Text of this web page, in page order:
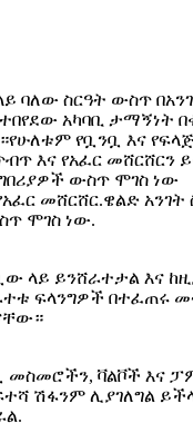
ባለው ስርዓት ውስጥ
አካባቢ ታማኝነት
የቧንቧ እና
እና የአፈር መሸርሸርን
ውስጥ ሞገስ ነው
መሸርሸር.ዌልድ አንገት
ሞገስ ነው.
ላይ ይንሸራተታል እና
ፍላንግዎች በተፈጠሩ
መስመሮችን, ቫልቮች እና
ሽፋንም ሊያገለግል